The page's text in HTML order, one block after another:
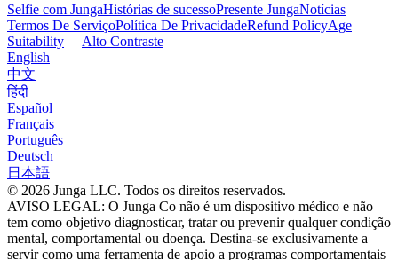
Selfie com JungaHistórias de sucessoPresente JungaNotícias
Termos De ServiçoPolítica De PrivacidadeRefund PolicyAge
Suitability
Alto Contraste
English
中文
हिंदी
Español
Français
Português
Deutsch
日本語
© 2026 Junga LLC. Todos os direitos reservados.
AVISO LEGAL: O Junga Co não é um dispositivo médico e não
tem como objetivo diagnosticar, tratar ou prevenir qualquer condição
mental, comportamental ou doença. Destina-se exclusivamente a
servir como uma ferramenta de apoio a programas comportamentais